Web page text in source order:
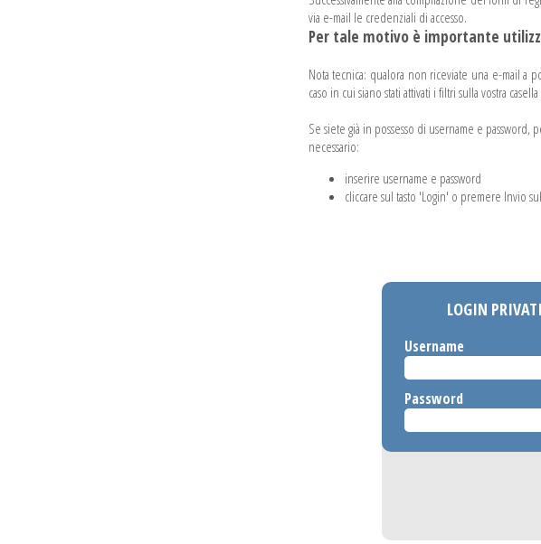
via e-mail le credenziali di accesso.
Per tale motivo è importante
Nota tecnica: qualora non riceviate una e-mail a
caso in cui siano stati attivati i filtri sulla vostra
Se siete già in possesso di username e
necessario:
inserire username e password
cliccare sul tasto 'Login' o premere Invio
LOGIN PRIVATI
Username
Password